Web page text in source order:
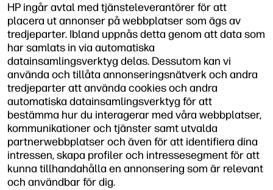
HP ingår avtal med tjänsteleverantörer för att
placera ut annonser på webbplatser som ägs av
tredjeparter. Ibland uppnås detta genom att data som
har samlats in via automatiska
datainsamlingsverktyg delas. Dessutom kan vi
använda och tillåta annonseringsnätverk och andra
tredjeparter att använda cookies och andra
automatiska datainsamlingsverktyg för att
bestämma hur du interagerar med våra webbplatser,
kommunikationer och tjänster samt utvalda
partnerwebbplatser och även för att identifiera dina
intressen, skapa profiler och intressesegment för att
kunna tillhandahålla en annonsering som är relevant
och användbar för dig.